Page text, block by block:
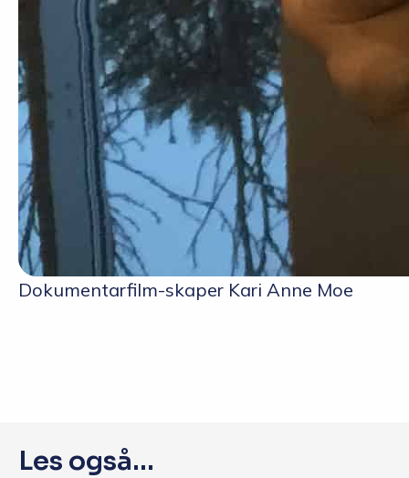
Dokumentarfilm-skaper Kari Anne Moe
Les også...